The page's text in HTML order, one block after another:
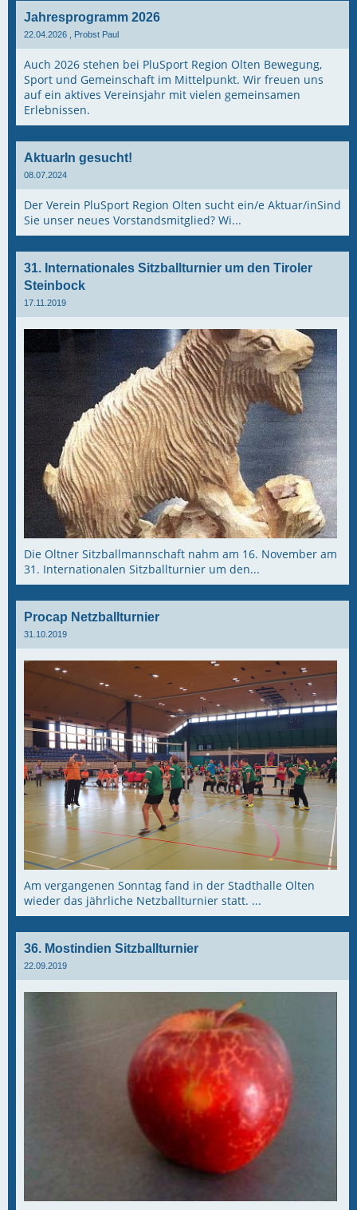
Jahresprogramm 2026
22.04.2026 , Probst Paul
Auch 2026 stehen bei PluSport Region Olten Bewegung,
Sport und Gemeinschaft im Mittelpunkt. Wir freuen uns
auf ein aktives Vereinsjahr mit vielen gemeinsamen
Erlebnissen.
AktuarIn gesucht!
08.07.2024
Der Verein PluSport Region Olten sucht ein/e Aktuar/inSind
Sie unser neues Vorstandsmitglied? Wi...
31. Internationales Sitzballturnier um den Tiroler
Steinbock
17.11.2019
Die Oltner Sitzballmannschaft nahm am 16. November am
31. Internationalen Sitzballturnier um den...
Procap Netzballturnier
31.10.2019
Am vergangenen Sonntag fand in der Stadthalle Olten
wieder das jährliche Netzballturnier statt. ...
36. Mostindien Sitzballturnier
22.09.2019